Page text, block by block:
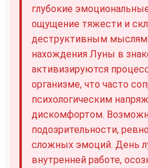
глубокие
ощущение тяжести и
деструктивным
нахождения Луны в
активизируются
организме, что часто
психологическим
дискомфортом.
подозрительности,
сложных эмоций. День
внутренней работе,